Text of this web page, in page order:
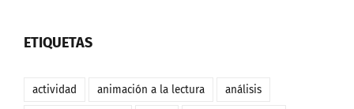
ETIQUETAS
actividad animación a la lectura análisis